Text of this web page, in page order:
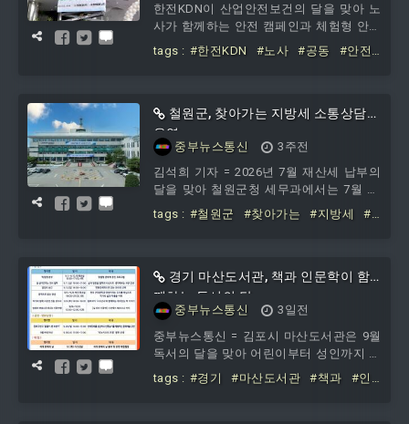
한전KDN이 산업안전보건의 달을 맞아 노
사가 함께하는 안전 캠페인과 체험형 안전
교육을 실시하며 예방 중심의 안전문화 확
산에 나섰다.임직원과 협력사, 지역 주민
다.한전KDN은 지난 23일 전남 나주 한전
KDN 사거리 일대에서 박상형 사장과 최은
식 한전KDN노동조합 위원장 등 노사 관계
자들이 참석한 가운데 '한전KDN과 함께,
출근길 안전할 수박에' 캠페인을 실시했
다.이번 행사는 2026 산업안전보건의 달을
맞아 노사 공동으로
tags : #한전KDN #노사 #공동
#안전
철원군, 찾아가는 지방세 소통상담실
운영
중부뉴스통신
3주전
김석희 기자 = 2026년 7월 재산세 납부의
달을 맞아 철원군청 세무과에서는 7월 23
일부터 7월 31일까지 7일간 동송읍사
tags : #철원군 #찾아가는 #지방세
#
경기 마산도서관, 책과 인문학이 함
께하는 독서의 달
중부뉴스통신
3일전
중부뉴스통신 = 김포시 마산도서관은 9월
독서의 달을 맞아 어린이부터 성인까지 다
양한 연령층이 참여할 수 있는 강연·공연·
체험·전시 등 다채로운 독서문화 프로그램
tags : #경기 #마산도서관 #책과
#인